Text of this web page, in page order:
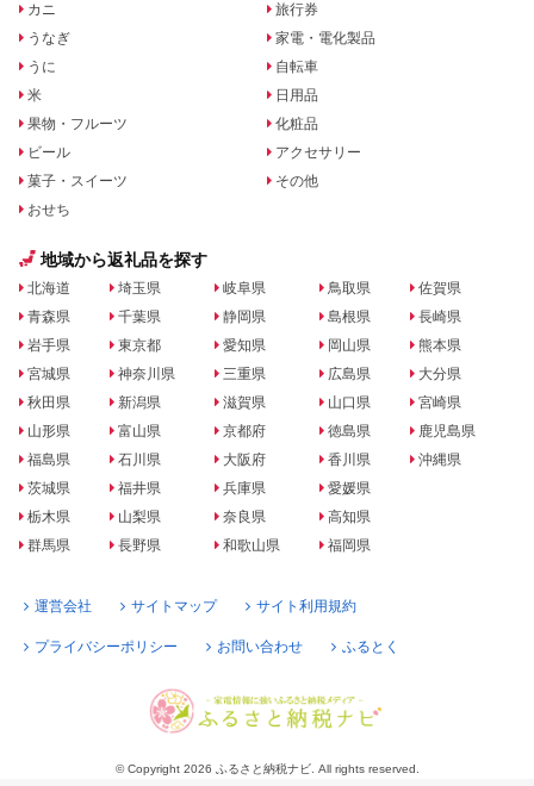
カニ
うなぎ
うに
米
果物・フルーツ
ビール
菓子・スイーツ
おせち
旅行券
家電・電化製品
自転車
日用品
化粧品
アクセサリー
その他
地域から返礼品を探す
北海道
青森県
岩手県
宮城県
秋田県
山形県
福島県
茨城県
栃木県
群馬県
埼玉県
千葉県
東京都
神奈川県
新潟県
富山県
石川県
福井県
山梨県
長野県
岐阜県
静岡県
愛知県
三重県
滋賀県
京都府
大阪府
兵庫県
奈良県
和歌山県
鳥取県
島根県
岡山県
広島県
山口県
徳島県
香川県
愛媛県
高知県
福岡県
佐賀県
長崎県
熊本県
大分県
宮崎県
鹿児島県
沖縄県
運営会社 サイトマップ サイト利用規約
プライバシーポリシー お問い合わせ ふるとく
© Copyright 2026 ふるさと納税ナビ. All rights reserved.